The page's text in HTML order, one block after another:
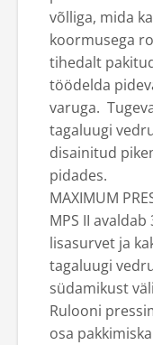
võlliga, mida
koormusega
tihedalt
töödelda
varuga.
tagaluugi
disainitud
pidades.
MAXIMUM
MPS II
lisasurvet ja
tagaluugi
südamikust
Rulooni
osa